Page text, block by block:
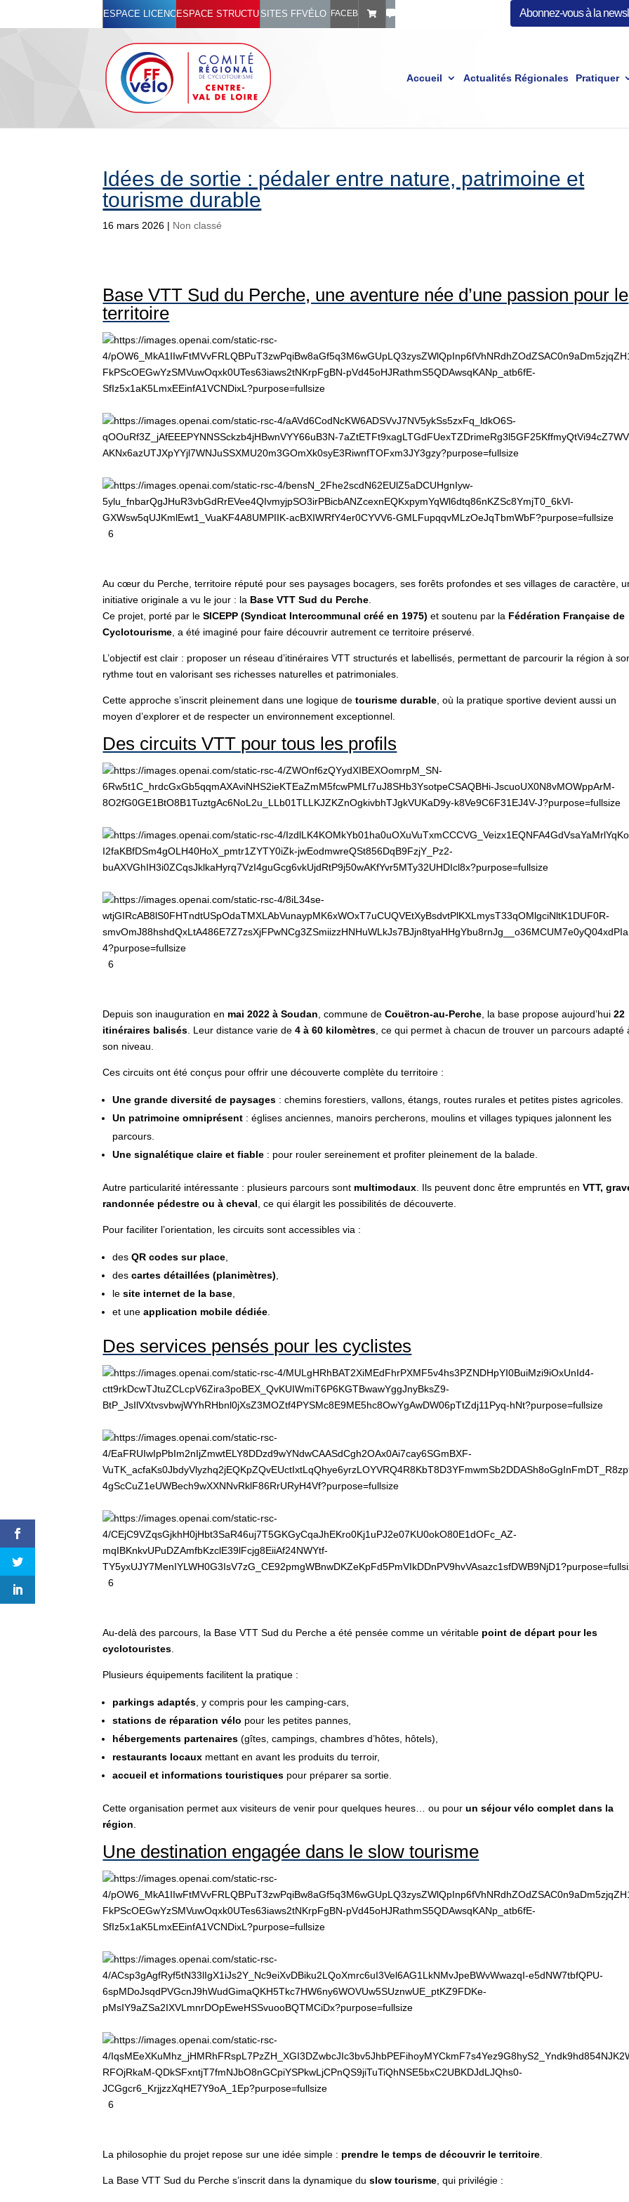
ESPACE LICENCIÉESPACE STRUCTURESSITES FFVÉLO FACEBOOK FFVÉLO Abonnez-vous à la
Accueil Actualités Régionales Pratiquer
Idées de sortie : pédaler entre nature, patrimoine et
tourisme durable
16 mars 2026 | Non classé
Base VTT Sud du Perche, une aventure née d’une passion pour le
territoire
6
Au cœur du Perche, territoire réputé pour ses paysages bocagers, ses forêts profondes et ses villages de caractère,
initiative originale a vu le jour : la Base VTT Sud du Perche
Ce projet, porté par leSICEPP (Syndicat Intercommunal créé en 1975) et soutenu par la Fédération Française de
Cyclotourisme , a été imaginé pour faire découvrir autrement ce territoire préservé.
L’objectif est clair : proposer un réseau d’itinéraires VTT structurés et labellisés, permettant de parcourir la région à
rythme tout en valorisant ses richesses naturelles et patrimoniales.
Cette approche s’inscrit pleinement dans une logique detourisme durable , où la pratique sportive devient aussi un
moyen d’explorer et de respecter un environnement exceptionnel.
Des circuits VTT pour tous les profils
6
Depuis son inauguration en mai 2022 à Soudan , commune deCouëtron-au-Perche , la base propose aujourd’hui22
itinéraires balisés . Leur distance varie de4 à 60 kilomètres , ce qui permet à chacun de trouver un parcours adapté
son niveau.
Ces circuits ont été conçus pour offrir une découverte complète du territoire :
Une grande diversité de paysages : chemins forestiers, vallons, étangs, routes rurales et petites pistes agricoles.
Un patrimoine omniprésent : églises anciennes, manoirs percherons, moulins et villages typiques jalonnent les
parcours.
Une signalétique claire et fiable : pour rouler sereinement et profiter pleinement de la balade.
Autre particularité intéressante : plusieurs parcours sont multimodaux . Ils peuvent donc être empruntés enVTT,
randonnée pédestre ou à cheval , ce qui élargit les possibilités de découverte.
Pour faciliter l’orientation, les circuits sont accessibles via :
desQR codes sur place
descartes détaillées (planimètres)
lesite internet de la base
et uneapplication mobile dédiée
Des services pensés pour les cyclistes
6
Au-delà des parcours, la Base VTT Sud du Perche a été pensée comme un véritable point de départ pour les
cyclotouristes
Plusieurs équipements facilitent la pratique :
parkings adaptés , y compris pour les camping-cars,
stations de réparation vélo pour les petites pannes,
hébergements partenaires (gîtes, campings, chambres d’hôtes, hôtels),
restaurants locaux mettant en avant les produits du terroir,
accueil et informations touristiques pour préparer sa sortie.
Cette organisation permet aux visiteurs de venir pour quelques heures… ou pourun séjour vélo complet dans la
région
Une destination engagée dans le slow tourisme
6
La philosophie du projet repose sur une idée simple : prendre le temps de découvrir le territoire
La Base VTT Sud du Perche s’inscrit dans la dynamique duslow tourisme , qui privilégie :